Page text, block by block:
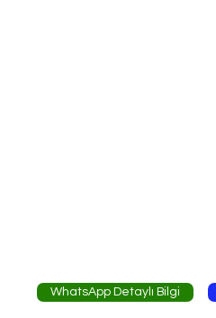
WhatsApp Detaylı Bilgi